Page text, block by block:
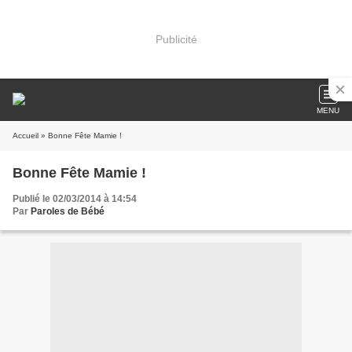
Publicité
MENU
Accueil » Bonne Fête Mamie !
Bonne Fête Mamie !
Publié le 02/03/2014 à 14:54
Par Paroles de Bébé